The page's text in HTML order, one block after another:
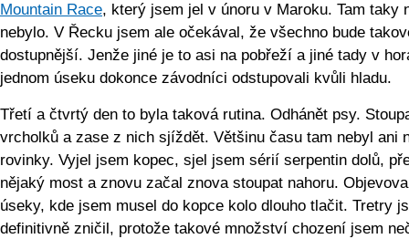
Mountain Race, který jsem jel v únoru v Maroku. Tam taky
nebylo. V Řecku jsem ale očekával, že všechno bude
dostupnější. Jenže jiné je to asi na pobřeží a jiné tady v
jednom úseku dokonce závodníci odstupovali kvůli hladu.
Třetí a čtvrtý den to byla taková rutina. Odhánět psy.
vrcholků a zase z nich sjíždět. Většinu času tam nebyl ani
rovinky. Vyjel jsem kopec, sjel jsem sérií serpentin dolů,
nějaký most a znovu začal znova stoupat nahoru.
úseky, kde jsem musel do kopce kolo dlouho tlačit. Tretry
definitivně zničil, protože takové množství chození jsem